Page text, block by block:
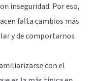
inseguridad. Por eso,
falta cambios más
y de comportarnos
con el